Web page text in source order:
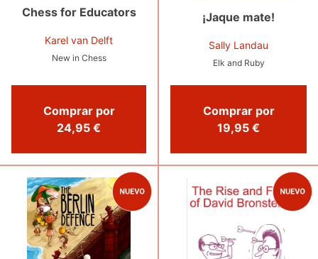
Chess for Educators
Karel van Delft
New in Chess
Comprar por
24,95 €
¡Jaque mate!
Sally Landau
Elk and Ruby
Comprar por
19,95 €